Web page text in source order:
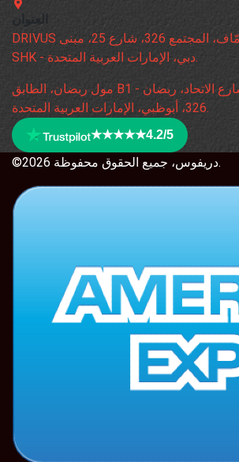
العنوان
DRIVUS لتأجير السيارات الجمّاف، المجتمع 326، شارع 25، مبنى
SHK - دبي، الإمارات العربية المتحدة.
مول ربضان، الطابق B1 - شارع الاتحاد، ربضان - RB8 - المجتمع
326، أبوظبي، الإمارات العربية المتحدة.
★★★★★4.2/5
©2026 دريفوس، جميع الحقوق محفوظة.